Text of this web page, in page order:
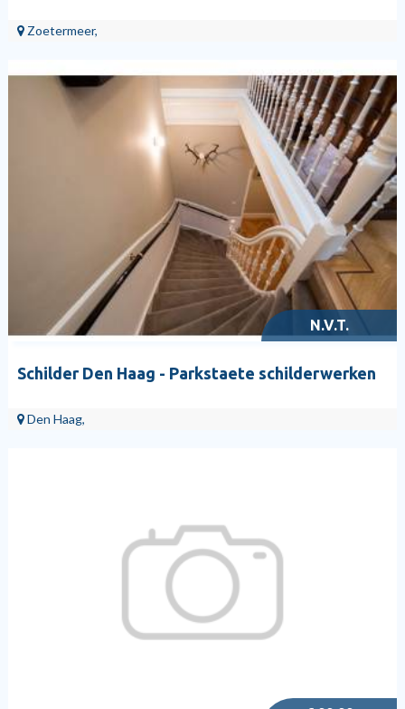
Zoetermeer,
N.V.T.
Schilder Den Haag - Parkstaete schilderwerken
Den Haag,